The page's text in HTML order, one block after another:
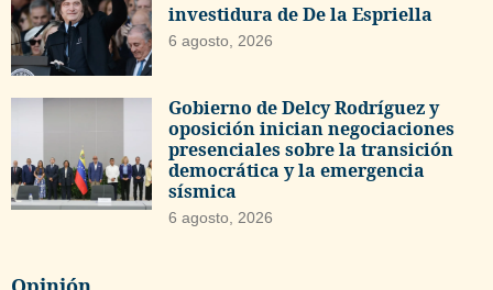
investidura de De la Espriella
6 agosto, 2026
Gobierno de Delcy Rodríguez y
oposición inician negociaciones
presenciales sobre la transición
democrática y la emergencia
sísmica
6 agosto, 2026